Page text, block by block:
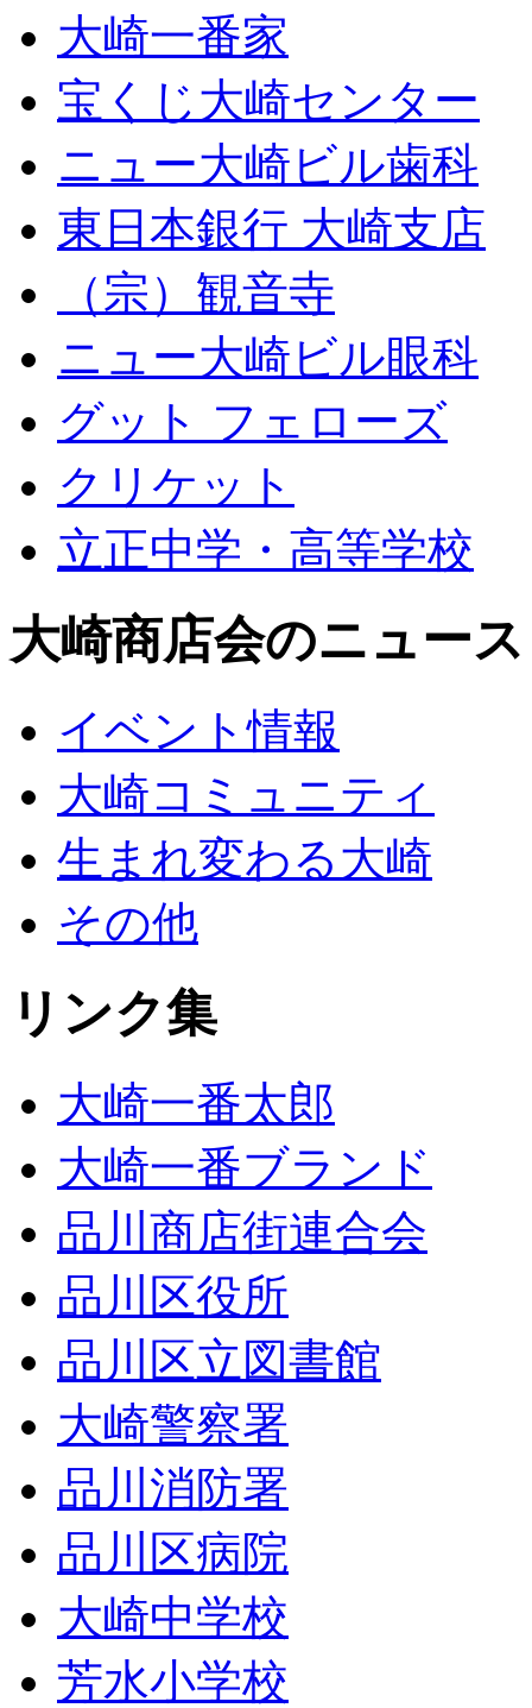
大崎一番家
宝くじ大崎センター
ニュー大崎ビル歯科
東日本銀行 大崎支店
（宗）観音寺
ニュー大崎ビル眼科
グット フェローズ
クリケット
立正中学・高等学校
大崎商店会のニュース
イベント情報
大崎コミュニティ
生まれ変わる大崎
その他
リンク集
大崎一番太郎
大崎一番ブランド
品川商店街連合会
品川区役所
品川区立図書館
大崎警察署
品川消防署
品川区病院
大崎中学校
芳水小学校